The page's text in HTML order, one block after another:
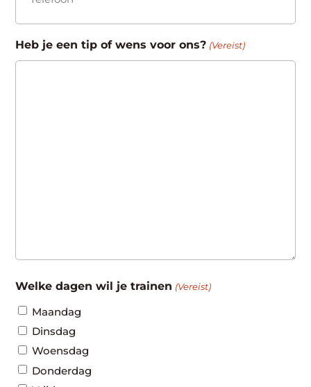
Heb je een tip of wens voor ons? (Vereist)
Welke dagen wil je trainen (Vereist)
Maandag
Dinsdag
Woensdag
Donderdag